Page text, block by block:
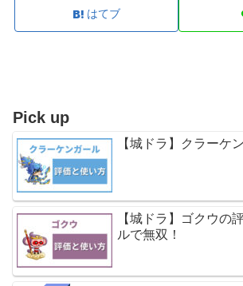
はてブ
Pick up
【城ドラ】クラーケ
【城ドラ】ゴクウの
ルで無双！